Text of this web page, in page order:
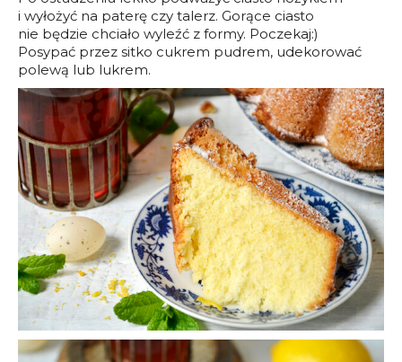
i wyłożyć na paterę czy talerz. Gorące ciasto
nie będzie chciało wyleźć z formy. Poczekaj:)
Posypać przez sitko cukrem pudrem, udekorować
polewą lub lukrem.